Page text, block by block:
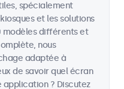
spécialement
et les solutions
modèles différents et
nous
adaptée à
de savoir quel écran
? Discutez